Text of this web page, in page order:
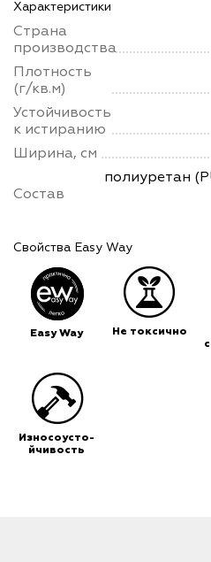
Характеристики
Страна
производства
Плотность
(г/кв.м)
Устойчивость
к истиранию
Ширина, см
Состав
полиуретан
Свойства Easy Way
Easy Way Не токсично
Износоусто-
йчивость